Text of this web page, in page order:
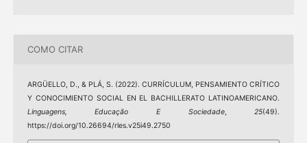
COMO CITAR
ARGÜELLO, D., & PLÁ, S. (2022). CURRÍCULUM, PENSAMIENTO CRÍTICO
Y CONOCIMIENTO SOCIAL EN EL BACHILLERATO LATINOAMERICANO.
Linguagens, Educação E Sociedade, 25(49).
https://doi.org/10.26694/rles.v25i49.2750